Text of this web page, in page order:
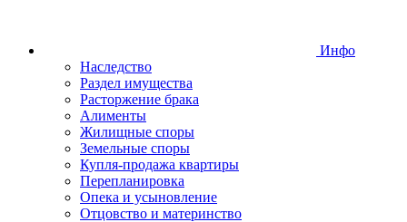
Инфо
Наследство
Раздел имущества
Расторжение брака
Алименты
Жилищные споры
Земельные споры
Купля-продажа квартиры
Перепланировка
Опека и усыновление
Отцовство и материнство